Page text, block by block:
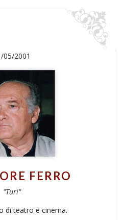
05/2001
FERRO
"Turi"
di teatro e cinema.